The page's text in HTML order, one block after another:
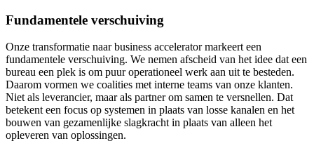
Fundamentele verschuiving
Onze transformatie naar business accelerator markeert een
fundamentele verschuiving. We nemen afscheid van het idee dat een
bureau een plek is om puur operationeel werk aan uit te besteden.
Daarom vormen we coalities met interne teams van onze klanten.
Niet als leverancier, maar als partner om samen te versnellen. Dat
betekent een focus op systemen in plaats van losse kanalen en het
bouwen van gezamenlijke slagkracht in plaats van alleen het
opleveren van oplossingen.